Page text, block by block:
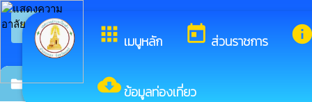
apps เมนูหลัก today ส่วนราชการ
cloud_downloadข้อมูลท่องเที่ยว
arrow_back_ios กลับเมนูหลัก ยินดี
folderแผนการใช้จ่ายงบประมาณประจำปี